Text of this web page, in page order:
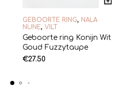
GEBOORTE RING, NALA
NUNE, VILT
Geboorte ring Konijn Wit
Goud Fuzzytaupe
€27.50